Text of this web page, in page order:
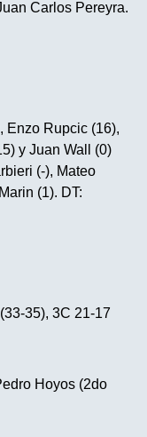
Carlos Pereyra.
Enzo Rupcic (16),
y Juan Wall (0)
(-), Mateo
(1). DT:
35), 3C 21-17
Hoyos (2do